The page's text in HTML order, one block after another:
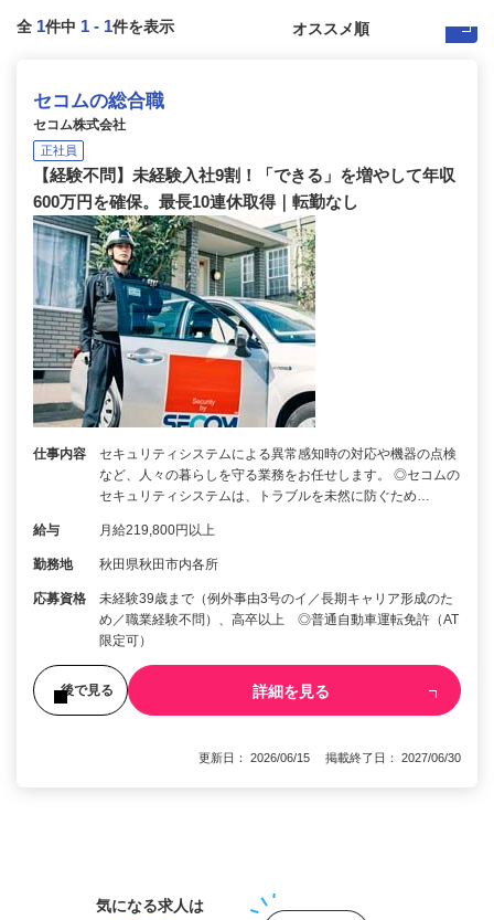
全 1件中 1 - 1件を表示
セコムの総合職
セコム株式会社
正社員
【経験不問】未経験入社9割！「できる」を増やして年収
600万円を確保。最長10連休取得｜転勤なし
仕事内容
セキュリティシステムによる異常感知時の対応や機器の点検
など、人々の暮らしを守る業務をお任せします。 ◎セコムの
セキュリティシステムは、トラブルを未然に防ぐため…
給与 月給219,800円以上
勤務地 秋田県秋田市内各所
応募資格
未経験39歳まで（例外事由3号のイ／長期キャリア形成のた
め／職業経験不問）、高卒以上 ◎普通自動車運転免許（AT
限定可）
後で見る 詳細を見る
更新日： 2026/06/15 掲載終了日： 2027/06/30
気になる求人は